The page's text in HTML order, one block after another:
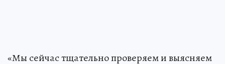
«Мы сейчас тщательно проверяем и выясняем